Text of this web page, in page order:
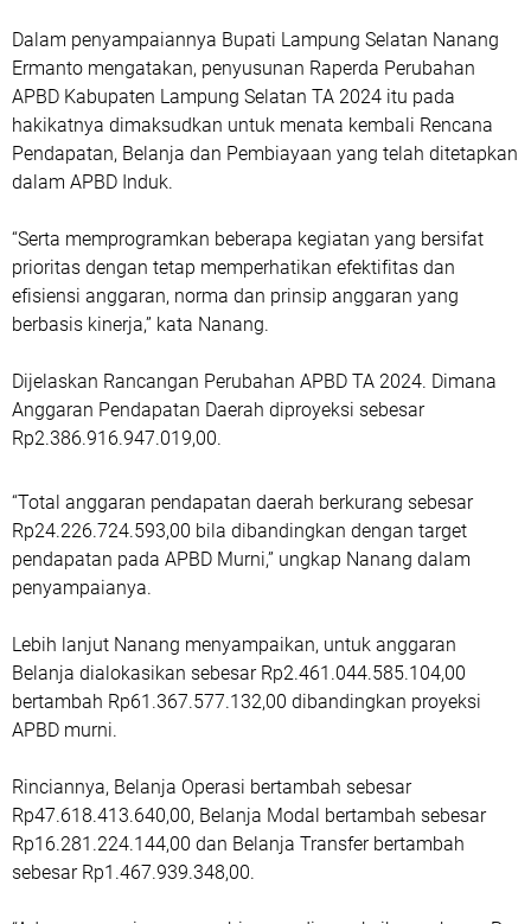
Dalam penyampaiannya Bupati Lampung Selatan Nanang
Ermanto mengatakan, penyusunan Raperda Perubahan
APBD Kabupaten Lampung Selatan TA 2024 itu pada
hakikatnya dimaksudkan untuk menata kembali Rencana
Pendapatan, Belanja dan Pembiayaan yang telah ditetapkan
dalam APBD Induk.
“Serta memprogramkan beberapa kegiatan yang bersifat
prioritas dengan tetap memperhatikan efektifitas dan
efisiensi anggaran, norma dan prinsip anggaran yang
berbasis kinerja,” kata Nanang.
Dijelaskan Rancangan Perubahan APBD TA 2024. Dimana
Anggaran Pendapatan Daerah diproyeksi sebesar
Rp2.386.916.947.019,00.
“Total anggaran pendapatan daerah berkurang sebesar
Rp24.226.724.593,00 bila dibandingkan dengan target
pendapatan pada APBD Murni,” ungkap Nanang dalam
penyampaianya.
Lebih lanjut Nanang menyampaikan, untuk anggaran
Belanja dialokasikan sebesar Rp2.461.044.585.104,00
bertambah Rp61.367.577.132,00 dibandingkan proyeksi
APBD murni.
Rinciannya, Belanja Operasi bertambah sebesar
Rp47.618.413.640,00, Belanja Modal bertambah sebesar
Rp16.281.224.144,00 dan Belanja Transfer bertambah
sebesar Rp1.467.939.348,00.